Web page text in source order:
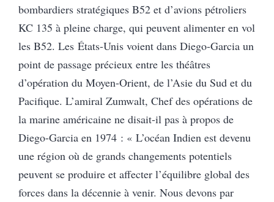
bombardiers stratégiques B52 et d’avions pétroliers
KC 135 à pleine charge, qui peuvent alimenter en vol
les B52. Les États-Unis voient dans Diego-Garcia un
point de passage précieux entre les théâtres
d’opération du Moyen-Orient, de l’Asie du Sud et du
Pacifique. L’amiral Zumwalt, Chef des opérations de
la marine américaine ne disait-il pas à propos de
Diego-Garcia en 1974 : « L’océan Indien est devenu
une région où de grands changements potentiels
peuvent se produire et affecter l’équilibre global des
forces dans la décennie à venir. Nous devons par